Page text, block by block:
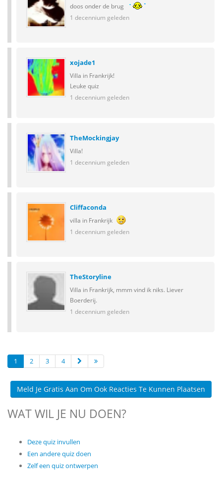
doos onder de brug
1 decennium geleden
xojade1
Villa in Frankrijk!
Leuke quiz
1 decennium geleden
TheMockingjay
Villa!
1 decennium geleden
Cliffaconda
villa in Frankrijk
1 decennium geleden
TheStoryline
Villa in Frankrijk, mmm vind ik niks. Liever
Boerderij.
1 decennium geleden
1 2 3 4
Meld Je Gratis Aan Om Ook Reacties Te Kunnen Plaatsen
WAT WIL JE NU DOEN?
Deze quiz invullen
Een andere quiz doen
Zelf een quiz ontwerpen